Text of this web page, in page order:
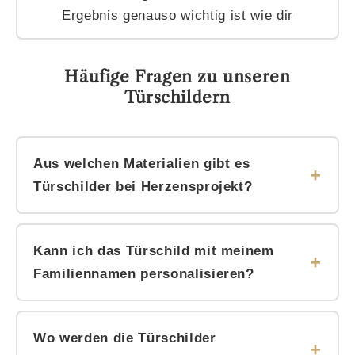
Ergebnis genauso wichtig ist wie dir
Häufige Fragen zu unseren
Türschildern
Aus welchen Materialien gibt es
Türschilder bei Herzensprojekt?
Aus Holz und gebürstetem Edelstahl. Holz wirkt
warm und klassisch, Edelstahl modern und
elegant. Beide Materialien werden in unserer
Kann ich das Türschild mit meinem
Familiennamen personalisieren?
Ja. Du kannst den Familiennamen, die einzelnen
Vornamen der Familienmitglieder oder einen
Wo werden die Türschilder